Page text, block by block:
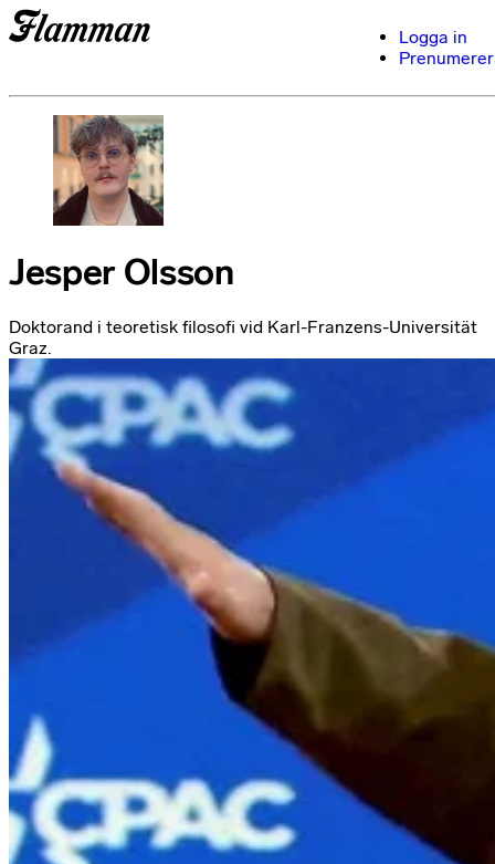
Logga in
Jesper Olsson
Doktorand i teoretisk filosofi vid Karl-Franzens-Universität
Graz.